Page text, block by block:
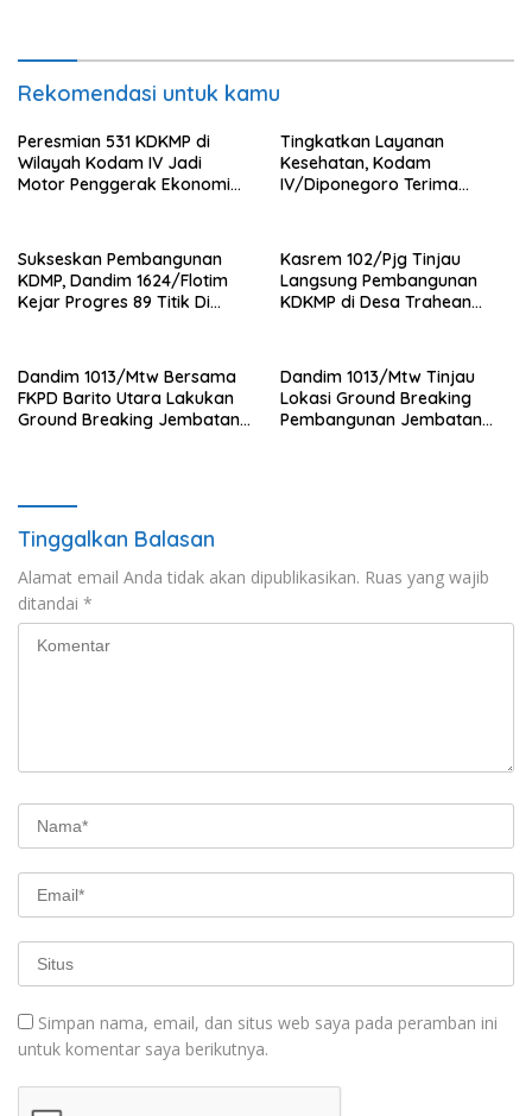
Rekomendasi untuk kamu
Peresmian 531 KDKMP di
Wilayah Kodam IV Jadi
Motor Penggerak Ekonomi
Tingkatkan Layanan
Kesehatan, Kodam
IV/Diponegoro Terima
Sukseskan Pembangunan
KDMP, Dandim 1624/Flotim
Kejar Progres 89 Titik Di
Kasrem 102/Pjg Tinjau
Langsung Pembangunan
KDKMP di Desa Trahean
Dandim 1013/Mtw Bersama
FKPD Barito Utara Lakukan
Ground Breaking Jembatan
Dandim 1013/Mtw Tinjau
Lokasi Ground Breaking
Pembangunan Jembatan
Tinggalkan Balasan
Alamat email Anda tidak akan dipublikasikan. Ruas yang wajib
ditandai *
Simpan nama, email, dan situs web saya pada peramban ini
untuk komentar saya berikutnya.